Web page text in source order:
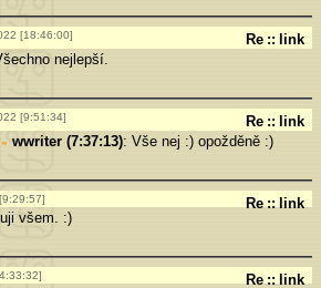
[18:46:00] Re :: link
nejlepší.
[9:51:34] Re :: link
wwriter (7:37:13): Vše nej :) opožděně :)
Re :: link
všem. :)
Re :: link